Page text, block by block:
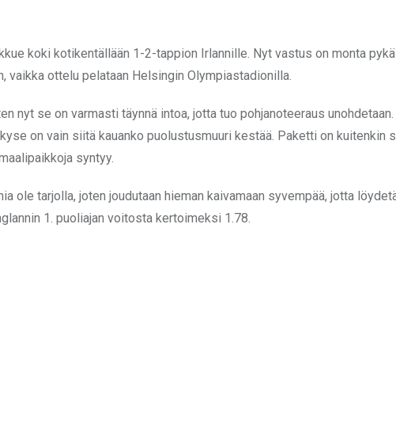
koki kotikentällään 1-2-tappion Irlannille. Nyt vastus on monta
vaikka ottelu pelataan Helsingin Olympiastadionilla.
nyt se on varmasti täynnä intoa, jotta tuo pohjanoteeraus unohdetaan.
on vain siitä kauanko puolustusmuuri kestää. Paketti on kuitenkin
syntyy.
ole tarjolla, joten joudutaan hieman kaivamaan syvempää, jotta
1. puoliajan voitosta kertoimeksi 1.78.